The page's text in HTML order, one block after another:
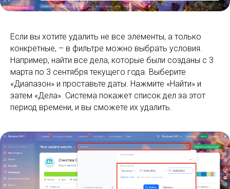
Если вы хотите удалить не все элементы, а только
конкретные, – в фильтре можно выбрать условия.
Например, найти все дела, которые были созданы с 3
марта по 3 сентября текущего года. Выберите
«Диапазон» и проставьте даты. Нажмите «Найти» и
затем «Дела». Система покажет список дел за этот
период времени, и вы сможете их удалить.